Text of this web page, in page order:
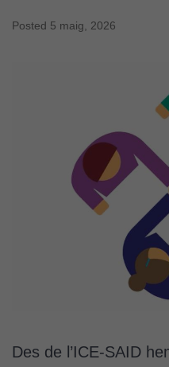
Posted 5 maig, 2026
Des de l’ICE-SAID